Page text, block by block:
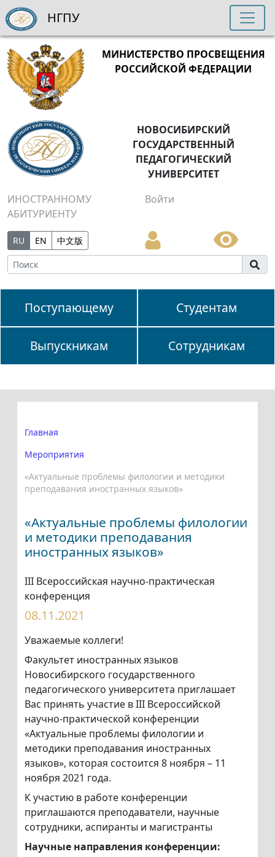
МИНИСТЕРСТВО ПРОСВЕЩЕНИЯ
РОССИЙСКОЙ ФЕДЕРАЦИИ
НОВОСИБИРСКИЙ
ГОСУДАРСТВЕННЫЙ
ПЕДАГОГИЧЕСКИЙ
УНИВЕРСИТЕТ
ИНОСТРАННОМУ
АБИТУРИЕНТУ
Войти
RU EN 中文版
Поступающему Студентам
Выпускникам Сотрудникам
НГПУ
Главная
Мероприятия
«Актуальные проблемы филологии и методики
преподавания иностранных языков»
«Актуальные проблемы филологии
и методики преподавания
иностранных языков»
III Всероссийская научно-практическая
конференция
08.11.2021
Уважаемые коллеги!
Факультет иностранных языков
Новосибирского государственного
педагогического университета приглашает
Вас принять участие в III Всероссийской
научно-практической конференции
«Актуальные проблемы филологии и
методики преподавания иностранных
языков», которая состоится 8 ноября – 11
ноября 2021 года.
К участию в работе конференции
приглашаются преподаватели, научные
сотрудники, аспиранты и магистранты
Научные направления конференции: